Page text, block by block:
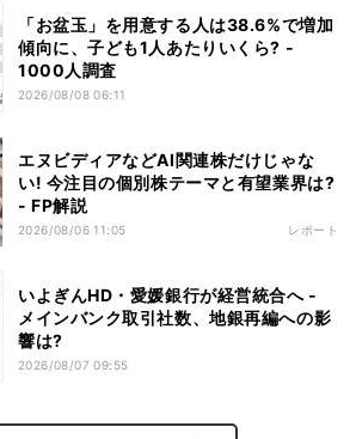
「お盆玉」を用意する人は38.6%で増加
傾向に、子ども1人あたりいくら? -
1000人調査
2026/08/08 06:11
エヌビディアなどAI関連株だけじゃな
い! 今注目の個別株テーマと有望業界は?
- FP解説
2026/08/06 11:05 レポート
いよぎんHD・愛媛銀行が経営統合へ -
メインバンク取引社数、地銀再編への影
響は?
2026/08/07 09:55